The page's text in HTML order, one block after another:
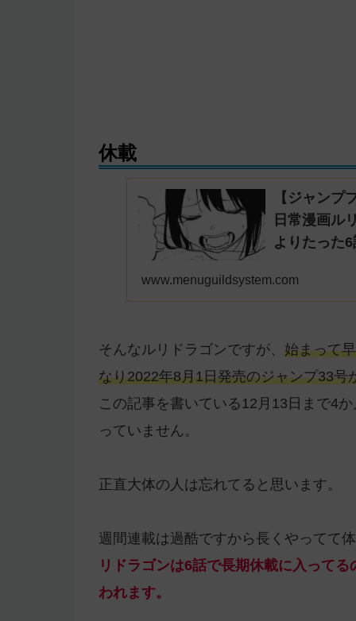
休載
【ジャンプ
日常漫画ル
よりたった
www.menuguildsystem.com
そんなルリドラゴンですが、 始まって
なり2022年8月1日発売のジャンプ33
この記事を書いている12月13日まで4
っていません。
正直大体の人は忘れてると思います。
週間連載は過酷ですから長くやってて
リドラゴンは6話で長期休載に入って
われます。